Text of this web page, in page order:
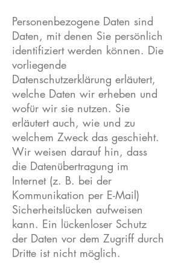
Personenbezogene Daten sind
Daten, mit denen Sie persönlich
identifiziert werden können. Die
vorliegende
Datenschutzerklärung erläutert,
welche Daten wir erheben und
wofür wir sie nutzen. Sie
erläutert auch, wie und zu
welchem Zweck das geschieht.
Wir weisen darauf hin, dass
die Datenübertragung im
Internet (z. B. bei der
Kommunikation per E-Mail)
Sicherheitslücken aufweisen
kann. Ein lückenloser Schutz
der Daten vor dem Zugriff durch
Dritte ist nicht möglich.